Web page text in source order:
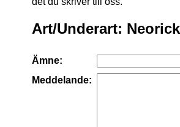
Art/Underart:
Ämne:
Meddelande: